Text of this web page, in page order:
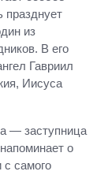
празднует
из
В его
Гавриил
Иисуса
— заступница
о
с самого